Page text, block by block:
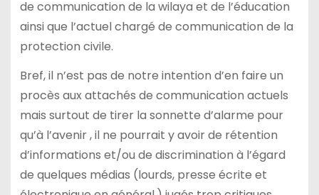
de communication de la wilaya et de l’éducation
ainsi que l’actuel chargé de communication de la
protection civile.
Bref, il n’est pas de notre intention d’en faire un
procès aux attachés de communication actuels
mais surtout de tirer la sonnette d’alarme pour
qu’à l’avenir , il ne pourrait y avoir de rétention
d’informations et/ou de discrimination à l’égard
de quelques médias (lourds, presse écrite et